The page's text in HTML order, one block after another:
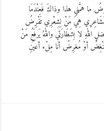
ما همَّني هذا وذاكَ فَعِنْدَمَا
هِيَ مَنْ لِشِعْرِي تَفْرِضُ
لا بِشَطَارَتي واللهُ يَرفَعُ مَنْ
أوْ مُغرِضُ أنا مِلْء أعيُنِ